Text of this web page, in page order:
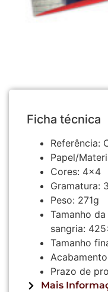
Ficha técnica
Referência:
Papel/
Cores: 4×4
Gramatura:
Peso: 271g
Tamanho
sangria:
Tamanho
Acabamento
Prazo de
Mais